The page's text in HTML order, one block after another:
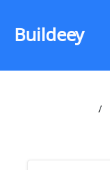
Buildeey